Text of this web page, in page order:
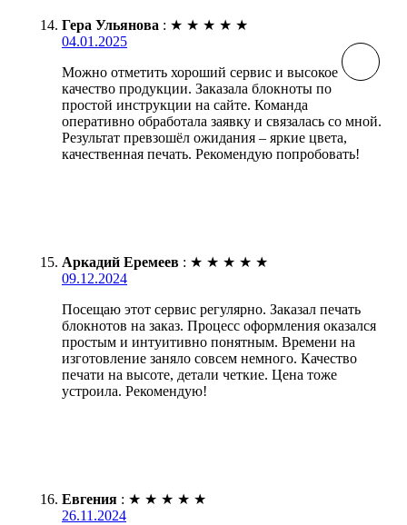
Гера Ульянова : ★ ★ ★ ★ ★
04.01.2025
Можно отметить хороший сервис и высокое
качество продукции. Заказала блокноты по
простой инструкции на сайте. Команда
оперативно обработала заявку и связалась со мной.
Результат превзошёл ожидания – яркие цвета,
качественная печать. Рекомендую попробовать!
Аркадий Еремеев : ★ ★ ★ ★ ★
09.12.2024
Посещаю этот сервис регулярно. Заказал печать
блокнотов на заказ. Процесс оформления оказался
простым и интуитивно понятным. Времени на
изготовление заняло совсем немного. Качество
печати на высоте, детали четкие. Цена тоже
устроила. Рекомендую!
Евгения : ★ ★ ★ ★ ★
26.11.2024